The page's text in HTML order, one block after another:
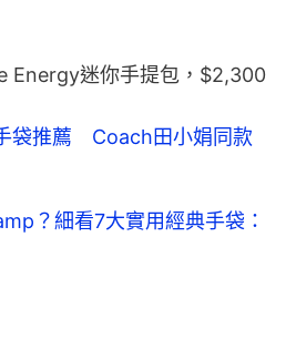
Energy迷你手提包，$2,300
袋推薦 Coach田小娟同款
？細看7大實用經典手袋：